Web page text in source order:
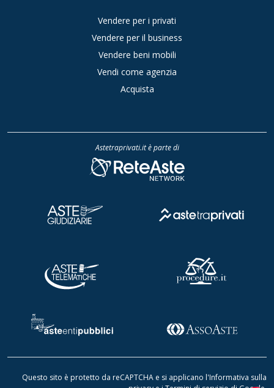
Vendere per i privati
Vendere per il business
Vendere beni mobili
Vendi come agenzia
Acquista
Astetraprivati.it è parte di
Questo sito è protetto da reCAPTCHA e si applicano l'Informativa sulla